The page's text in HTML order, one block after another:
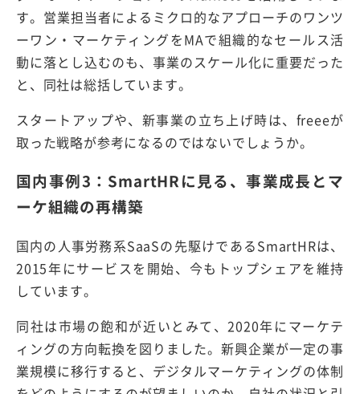
す。営業担当者によるミクロ的なアプローチのワンツ
ーワン・マーケティングをMAで組織的なセールス活
動に落とし込むのも、事業のスケール化に重要だった
と、同社は総括しています。
スタートアップや、新事業の立ち上げ時は、freeeが
取った戦略が参考になるのではないでしょうか。
国内事例3：SmartHRに見る、事業成長とマ
ーケ組織の再構築
国内の人事労務系SaaSの先駆けであるSmartHRは、
2015年にサービスを開始、今もトップシェアを維持
しています。
同社は市場の飽和が近いとみて、2020年にマーケテ
ィングの方向転換を図りました。新興企業が一定の事
業規模に移行すると、デジタルマーケティングの体制